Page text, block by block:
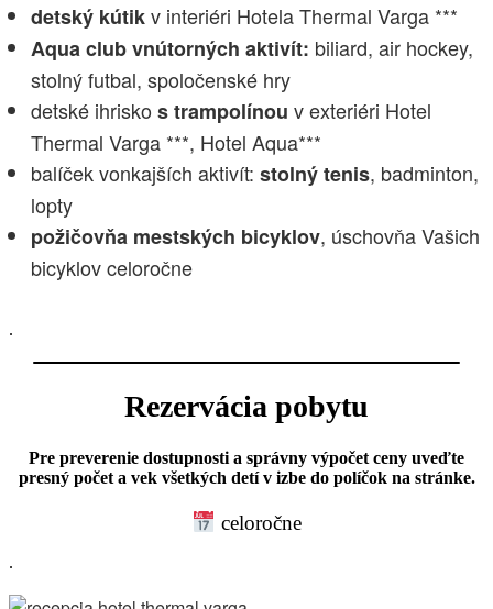
detský kútikv interiéri Hotela Thermal Varga ***
Aqua club vnútorných aktivít: biliard, air hockey,
stolný futbal, spoločenské hry
detské ihrisko s trampolínou v exteriéri Hotel
Thermal Varga ***, Hotel Aqua***
balíček vonkajších aktivít: stolný tenis, badminton,
lopty
požičovňa mestských bicyklov, úschovňa Vašich
bicyklov celoročne
.
Rezervácia pobytu
Pre preverenie dostupnosti a správny výpočet ceny uveďte
presný počet a vek všetkých detí v izbe do políčok na stránke.
celoročne
.